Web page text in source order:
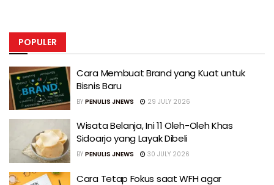
POPULER
Cara Membuat Brand yang Kuat untuk
Bisnis Baru
BY PENULIS JNEWS 29 JULY 2026
Wisata Belanja, Ini 11 Oleh-Oleh Khas
Sidoarjo yang Layak Dibeli
BY PENULIS JNEWS 30 JULY 2026
Cara Tetap Fokus saat WFH agar